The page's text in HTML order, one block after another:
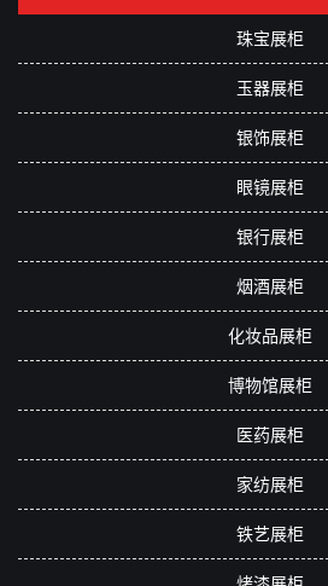
珠宝展柜
玉器展柜
银饰展柜
眼镜展柜
银行展柜
烟酒展柜
化妆品展柜
博物馆展柜
医药展柜
家纺展柜
铁艺展柜